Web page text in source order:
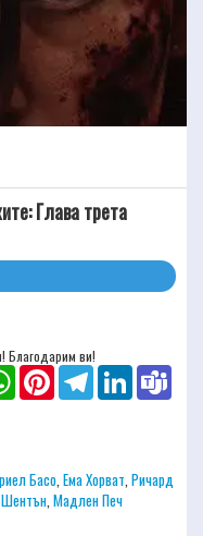
Глава трета
Благодарим ви!
WhatsAppPinterestTelegramLinkedIn
Басо,Ема Хорват,Ричард
,Мадлен Печ